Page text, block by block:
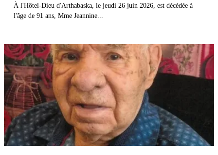
À l'Hôtel-Dieu d'Arthabaska, le jeudi 26 juin 2026, est décédée à
l'âge de 91 ans, Mme Jeannine...